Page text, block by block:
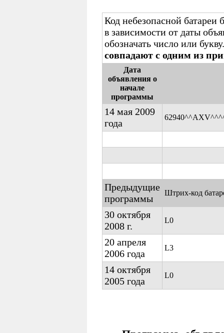
Код небезопасной батареи
в зависимости от даты
обозначать число или
совпадают с одним из
Дата
объявления о
начале
программы
14 мая 2009
года
Предыдущие
программы
Штрих-код
30 октября
2008 г.
L0
20 апреля
2006 года
L3
14 октября
2005 года
L0